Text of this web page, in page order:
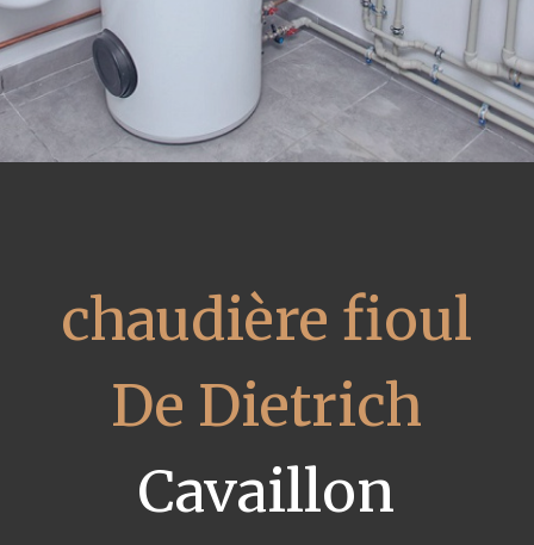
chaudière fioul
De Dietrich
Cavaillon